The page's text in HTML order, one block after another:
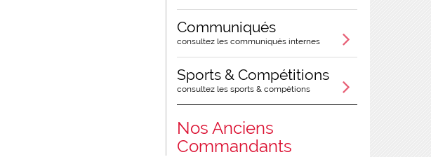
Communiqués
consultez les communiqués internes
Sports & Compétitions
consultez les sports & compétions
Nos Anciens
Commandants